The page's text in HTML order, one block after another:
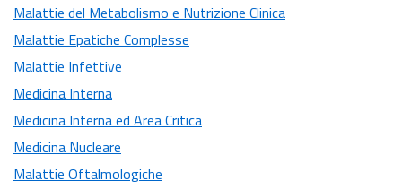
Malattie del Metabolismo e Nutrizione Clinica
Malattie Epatiche Complesse
Malattie Infettive
Medicina Interna
Medicina Interna ed Area Critica
Medicina Nucleare
Malattie Oftalmologiche